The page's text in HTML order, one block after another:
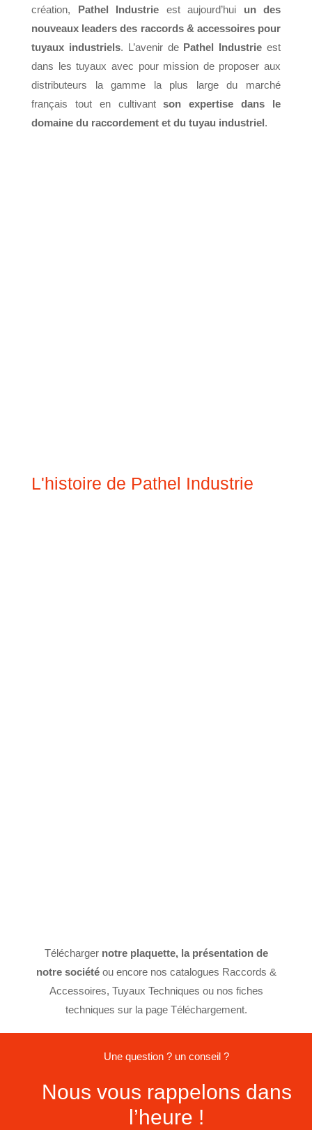
création, Pathel Industrie est aujourd’hui un des
nouveaux leaders des raccords & accessoires pour
tuyaux industriels. L’avenir de Pathel Industrie est
dans les tuyaux avec pour mission de proposer aux
distributeurs la gamme la plus large du marché
français tout en cultivantson expertise dans le
domaine du raccordement et du tuyau industriel.
L'histoire de Pathel Industrie
Télécharger notre plaquette, la présentation de
notre sociétéou encore nos catalogues Raccords &
Accessoires, Tuyaux Techniques ou nos fiches
techniques sur la page Téléchargement.
Une question ? un conseil ?
Nous vous rappelons dans
l’heure !